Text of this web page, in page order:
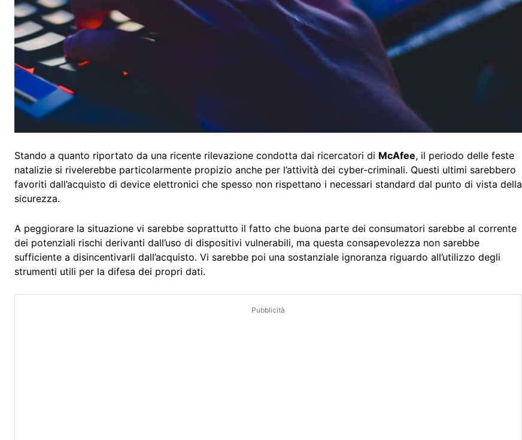
Stando a quanto riportato da una ricente rilevazione condotta dai ricercatori di McAfee, il periodo delle feste
natalizie si rivelerebbe particolarmente propizio anche per l’attività dei cyber-criminali. Questi ultimi sarebbero
favoriti dall’acquisto di device elettronici che spesso non rispettano i necessari standard dal punto di vista della
sicurezza.
A peggiorare la situazione vi sarebbe soprattutto il fatto che buona parte dei consumatori sarebbe al corrente
dei potenziali rischi derivanti dall’uso di dispositivi vulnerabili, ma questa consapevolezza non sarebbe
sufficiente a disincentivarli dall’acquisto. Vi sarebbe poi una sostanziale ignoranza riguardo all’utilizzo degli
strumenti utili per la difesa dei propri dati.
Pubblicità